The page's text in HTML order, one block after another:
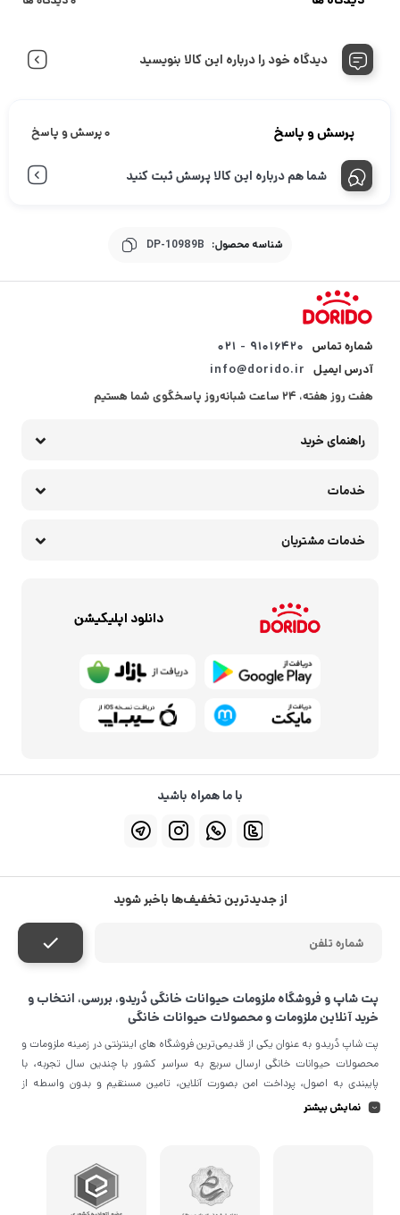
دیدگاه خود را درباره این کالا بنویسید
پرسش و پاسخ 0 پرسش و پاسخ
شما هم درباره این کالا پرسش ثبت کنید
شناسه محصول: DP-10989B
شماره تماس ۹۱۰۱۶۴۲۰ - ۰۲۱
آدرس ایمیل info@dorido.ir
هفت روز هفته، ۲۴ ساعت شبانه‌روز پاسخگوی شما هستیم
راهنمای خرید
خدمات
خدمات مشتریان
دانلود اپلیکیشن
با ما همراه باشید
از جدیدترین تخفیف‌ها باخبر شوید
پت شاپ و فروشگاه ملزومات حیوانات خانگی دُریدو، بررسی، انتخاب و
خرید آنلاین ملزومات و محصولات حیوانات خانگی
پت شاپ دُریدو به عنوان یکی از قدیمی‌ترین فروشگاه های اینترنتی در زمینه ملزومات و
محصولات حیوانات خانگی ارسال سریع به سراسر کشور با چندین سال تجربه، با
پایبندی به اصول، پرداخت امن بصورت آنلاین، تامین مستقیم و بدون واسطه از
معتبرترین برندهای جهان و تضمین اصل‌بودن کالا موفق شده تا همگام با خانواده
به رو می‌شوید! هر آنچه که نیاز دارید و به ذهن شما خطور می‌کند در اینجا پیدا
خواهید کرد. حتی زمانی که بین خرید کالاها برای شخصی مردد هستید می‌توانید با
خرید کارت هدیه دُریدو ، انتخاب را به سایرین بسپارید. این فروشگاه مثل یک ویترین
نمایش بیشتر